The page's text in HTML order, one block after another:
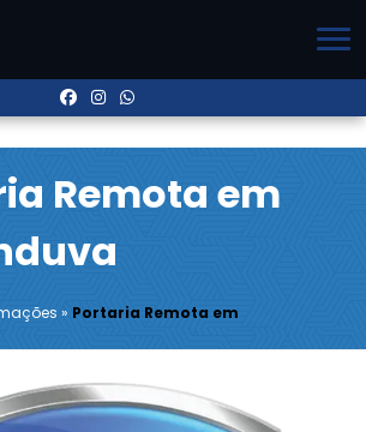
Remota em
» Portaria Remota em